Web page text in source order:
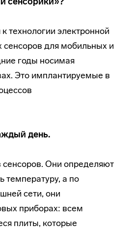
технологии электронной
для мобильных и
годы носимая
Это имплантируемые в
день.
Они определяют
температуру, а по
сети, они
приборах: всем
плиты, которые